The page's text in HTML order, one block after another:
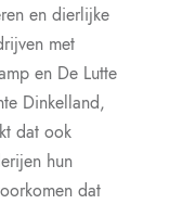
en dierlijke
met
en De Lutte
Dinkelland,
dat ook
hun
dat